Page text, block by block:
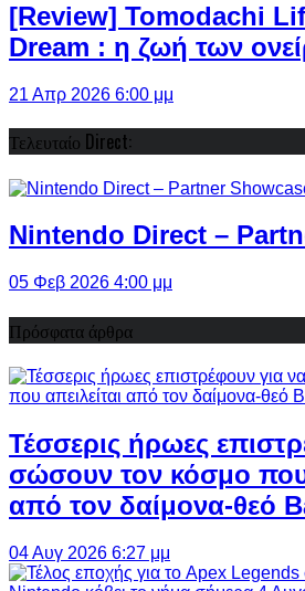
[Review] Tomodachi
Dream : η ζωή των
21 Απρ 2026 6:00 μμ
Τελευταίο Direct:
Nintendo Direct –
05 Φεβ 2026 4:00 μμ
Πρόσφατα άρθρα
Τέσσερις ήρωες
σώσουν τον κόσμο που
από τον δαίμονα-θεό
04 Αυγ 2026 6:27 μμ